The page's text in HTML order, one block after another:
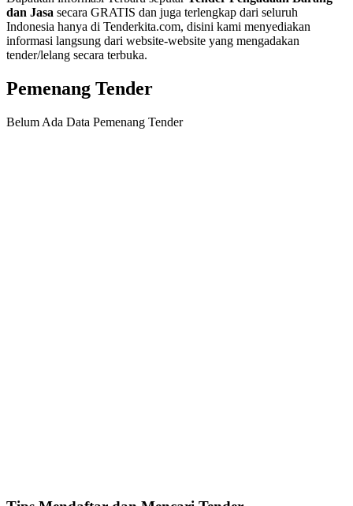
dan Jasa secara GRATIS dan juga terlengkap dari seluruh
Indonesia hanya di Tenderkita.com, disini kami menyediakan
informasi langsung dari website-website yang mengadakan
tender/lelang secara terbuka.
Pemenang Tender
Belum Ada Data Pemenang Tender